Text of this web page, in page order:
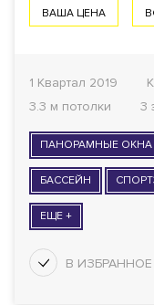
ВАША ЦЕНА
1 Квартал 2019
3.3 м потолки
3
ПАНОРАМНЫЕ ОКНА
БАССЕЙН
ЕЩЕ +